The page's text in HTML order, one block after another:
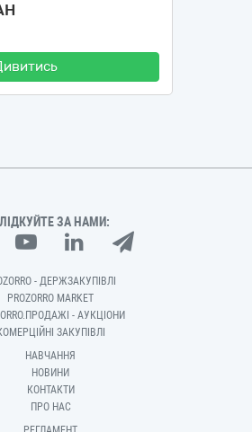
ЗА НАМИ:
- ДЕРЖЗАКУПІВЛІ
PROZORRO MARKET
- АУКЦІОНИ
ЗАКУПІВЛІ
НАВЧАННЯ
НОВИНИ
КОНТАКТИ
ПРО НАС